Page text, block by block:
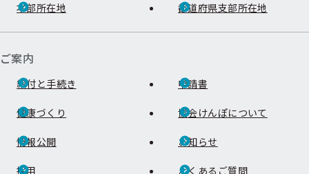
本部所在地 都道府県支部所在地
ご案内
給付と手続き 申請書
健康づくり 協会けんぽについて
情報公開 お知らせ
採用 よくあるご質問